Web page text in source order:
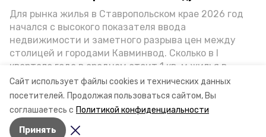
Сайт использует файлы cookies и технических данных
посетителей. Продолжая пользоваться сайтом, Вы
соглашаетесь с Политикой конфиденциальности
Принять
Для рынка жилья в Ставропольском крае 2026 год
начался с высокого показателя ввода
недвижимости и заметного разрыва цен между
столицей и городами Кавминвод. Сколько в I
квартале года в среднем стоит 1 кв. м жилья в
городах и округах региона, как изменился спрос на
первичку и вторичку, какова себестоимость
стройки собственного жилья в этом году и какие
прогнозы о стоимости квадратных метров дают
эксперты, выясняла корреспондент «Победы26».
Михаил Афанасов,сообщаетИА
«Победа26». По словам Владимира
Владимирова, всё это говорит о том,
что край готовит профессиональные
кадры, а также свидетельствует о
личных достижениях сотрудников.
Авторы: Ольга Дьякова